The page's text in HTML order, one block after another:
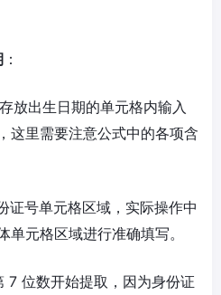
：
放出生日期的单元格内输入
这里需要注意公式中的各项含
证号单元格区域，实际操作中
元格区域进行准确填写。
7 位数开始提取，因为身份证